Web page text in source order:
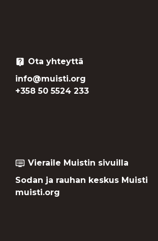
live_help Ota yhteyttä
info@muisti.org
+358 50 5524 233
dvr Vieraile Muistin sivuilla
Sodan ja rauhan keskus Muisti
muisti.org